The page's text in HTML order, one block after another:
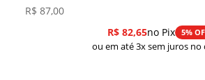
R$ 87,00
R$82,65no Pix 5%
ou em até 3x sem juros no